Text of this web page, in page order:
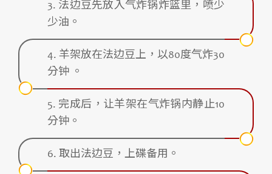
3. 法边豆先放入气炸锅炸篮里，喷少
少油。
4. 羊架放在法边豆上，以80度气炸30
分钟 。
5. 完成后，让羊架在气炸锅内静止10
分钟。
6. 取出法边豆，上碟备用。